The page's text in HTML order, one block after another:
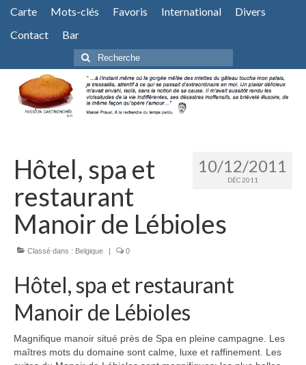
Carte Mots-clés Favoris International
Divers
Contact
Bar
Rechercher
:
10/12/2011
DÉC 2011
Hôtel, spa et
restaurant
Manoir de Lébioles
Classé dans : Belgique | 0
Hôtel, spa et restaurant
Manoir de Lébioles
Magnifique manoir situé près de Spa en pleine campagne. Les
maîtres mots du domaine sont calme, luxe et raffinement. Les